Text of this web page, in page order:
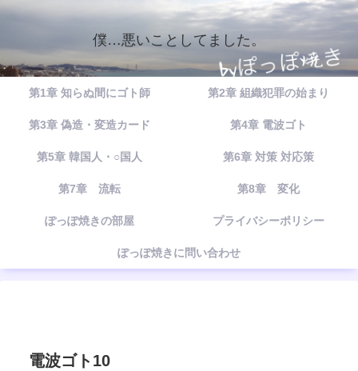
僕…悪いことしてました。
第1章 知らぬ間にゴト師 第2章 組織犯罪の始まり
第3章 偽造・変造カード 第4章 電波ゴト
第5章 韓国人・○国人 第6章 対策 対応策
第7章 流転 第8章 変化
ぽっぽ焼きの部屋 プライバシーポリシー
ぽっぽ焼きに問い合わせ
電波ゴト10